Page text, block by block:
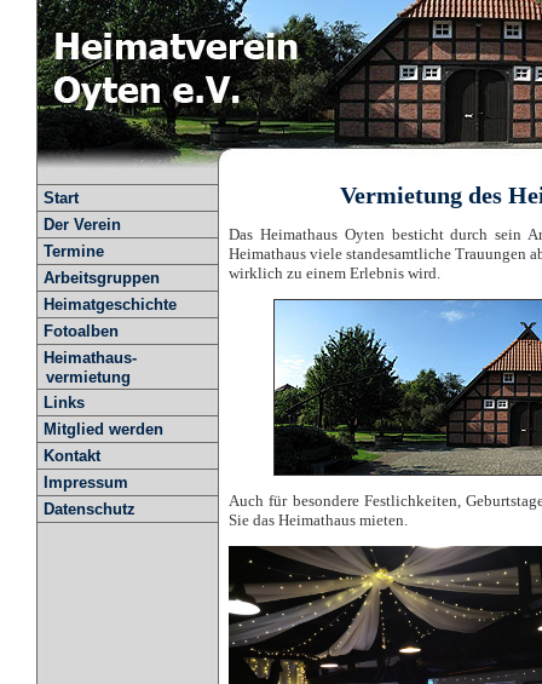
Start
Der Verein
Termine
Arbeitsgruppen
Heimatgeschichte
Fotoalben
Heimathaus-
vermietung
Links
Mitglied werden
Kontakt
Impressum
Datenschutz
Vermietung des
Das Heimathaus Oyten besticht durch sein
Heimathaus viele standesamtliche Trauungen
wirklich zu einem Erlebnis wird.
Auch für besondere Festlichkeiten,
Sie das Heimathaus mieten.